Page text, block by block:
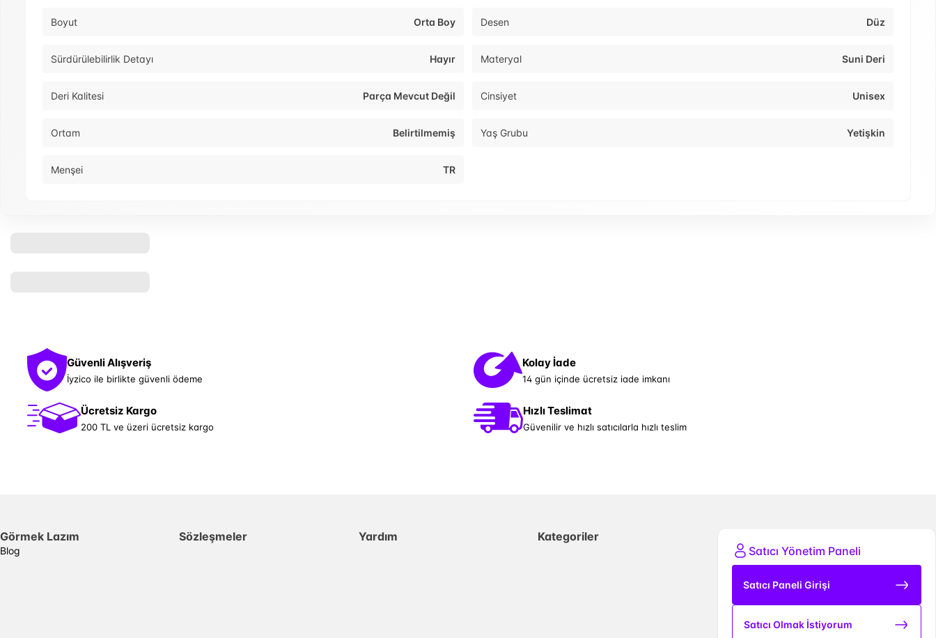
Boyut Orta Boy Desen Düz
Sürdürülebilirlik Detayı Hayır Materyal Suni Deri
Deri Kalitesi Parça Mevcut Değil Cinsiyet Unisex
Ortam Belirtilmemiş Yaş Grubu Yetişkin
Menşei TR
Güvenli Alışveriş
İyzico ile birlikte güvenli ödeme
Kolay İade
14 gün içinde ücretsiz iade imkanı
Ücretsiz Kargo
200 TL ve üzeri ücretsiz kargo
Hızlı Teslimat
Güvenilir ve hızlı satıcılarla hızlı teslim
Görmek Lazım
Blog
Sözleşmeler Yardım
Kategoriler
Satıcı Yönetim Paneli
Satıcı Paneli Girişi
Satıcı Olmak İstiyorum